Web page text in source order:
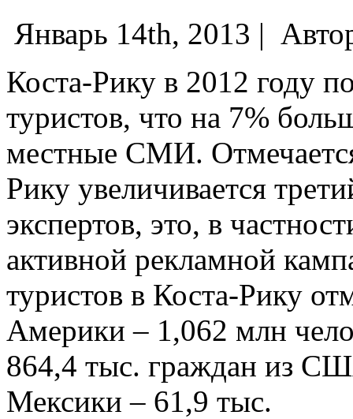
Январь 14th, 2013 |
Коста-Рику в 2012 году
туристов, что на 7%
местные СМИ.
Рику увеличивается
экспертов, это, в
активной рекламной
туристов в Коста-Рику
Америки – 1,062 млн
864,4 тыс. граждан из
Мексики – 61,9 тыс.